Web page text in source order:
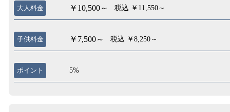
大人料金 ￥10,500～ 税込 ￥11,550～
子供料金 ￥7,500～ 税込 ￥8,250～
ポイント 5%